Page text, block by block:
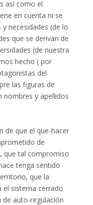
así como el
en cuenta ni se
necesidades (de lo
que se derivan de
(de nuestra
hecho ( por
del
las figuras de
nombres y apellidos
de que el que-hacer
de
que tal compromiso
tenga sentido
que la
sistema cerrado
de auto-regulación